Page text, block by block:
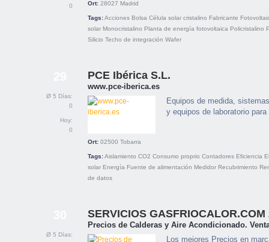
0
Ort: 28027 Madrid
Tags:Acciones Bolsa Célula solar cristalino Fabricante
solar Monocristalino Planta de energía fotovoltaica Policristalino
Silicio Techo de integración Wafer
Ø 5 Días:
0
Hoy:
0
PCE Ibérica S.L.
www.pce-iberica.es
Equipos de medida,
y equipos de laboratorio
Ort: 02500 Tobarra
Tags:Aislamiento CO2 Consumo proprio Contadores Eficiencia
solar Energía Fuente de alimentación Medidor Recubrimiento
de datos
Ø 5 Días:
SERVICIOS GASFRIOCALOR.COM
Precios de Calderas y Aire Acondicionado.
Los mejores Precios en